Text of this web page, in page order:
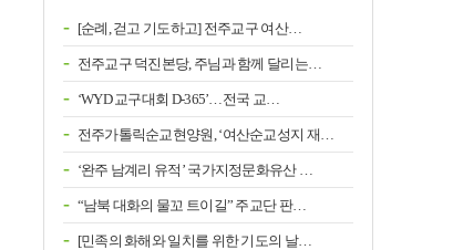
[순례, 걷고 기도하고] 전주교구 여산…
전주교구 덕진본당, 주님과 함께 달리는…
‘WYD 교구대회 D-365’…전국 교…
전주가톨릭순교현양원, ‘여산순교성지 재…
‘완주 남계리 유적’ 국가지정문화유산 …
“남북 대화의 물꼬 트이길” 주교단 판…
[민족의 화해와 일치를 위한 기도의 날…